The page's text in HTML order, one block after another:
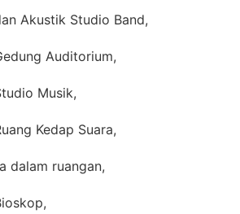
Akustik Studio Band,
Auditorium,
Musik,
Kedap Suara,
dalam ruangan,